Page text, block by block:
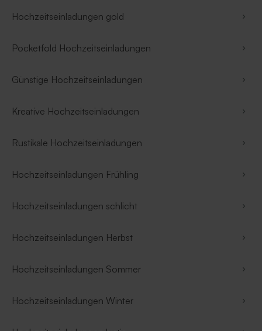
Hochzeitseinladungen gold
Pocketfold Hochzeitseinladungen
Günstige Hochzeitseinladungen
Kreative Hochzeitseinladungen
Rustikale Hochzeitseinladungen
Hochzeitseinladungen Frühling
Hochzeitseinladungen schlicht
Hochzeitseinladungen Herbst
Hochzeitseinladungen Sommer
Hochzeitseinladungen Winter